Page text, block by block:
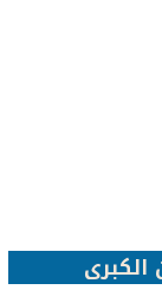
الكبرى